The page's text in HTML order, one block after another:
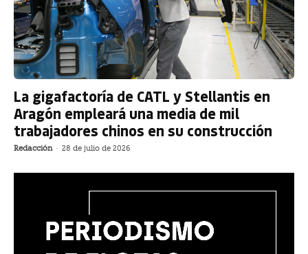
La gigafactoría de CATL y Stellantis en
Aragón empleará una media de mil
trabajadores chinos en su construcción
Redacción - 28 de julio de 2026